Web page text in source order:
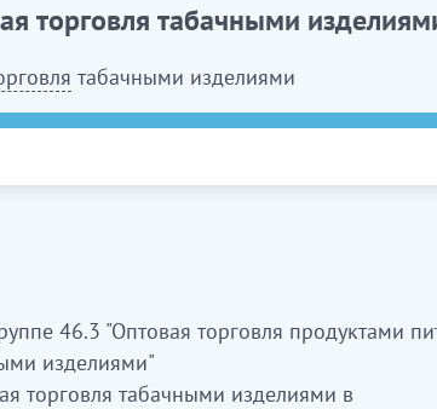
торговля табачными
табачными изделиями
көтерме саудада сату
46.3 "Оптовая торговля продуктами
изделиями"
торговля табачными изделиями в